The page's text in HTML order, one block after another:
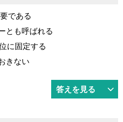
である
とも呼ばれる
に固定する
きない
答えを見る